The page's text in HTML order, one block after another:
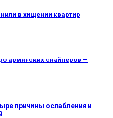
в хищении квартир
армянских снайперов —
причины ослабления и